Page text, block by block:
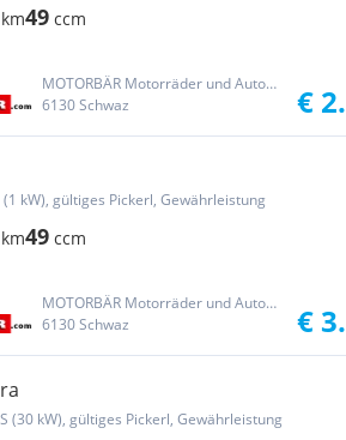
km49 ccm
MOTORBÄR Motorräder und Automobile Handelsgesellschaft m.b.H.
6130 Schwaz
€
(1 kW), gültiges Pickerl, Gewährleistung
km49 ccm
MOTORBÄR Motorräder und Automobile Handelsgesellschaft m.b.H.
6130 Schwaz
€
(30 kW), gültiges Pickerl, Gewährleistung